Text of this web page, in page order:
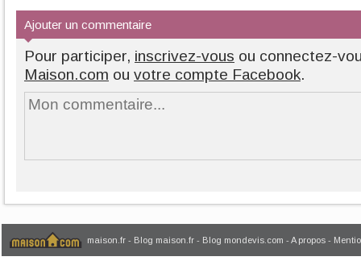
Ajouter un commentaire
Pour participer, inscrivez-vous ou connectez-
Maison.com ou votre compte Facebook.
maison.fr - Blog maison.fr - Blog mondevis.com - A propos -